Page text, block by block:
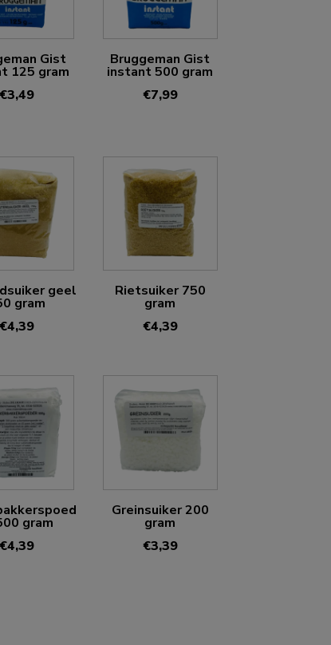
Gist
125 gram
€3,49
Bruggeman Gist
instant 500 gram
€7,99
geel
gram
€4,39
Rietsuiker 750
gram
€4,39
gram
€4,39
Greinsuiker 200
gram
€3,39